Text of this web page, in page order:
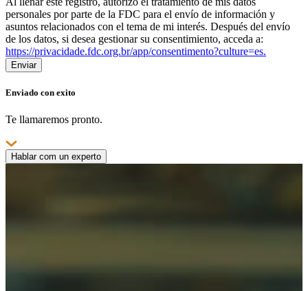
personales por parte de la FDC para el envío de información y
asuntos relacionados con el tema de mi interés. Después del envío
de los datos, si desea gestionar su consentimiento, acceda a:
https://privacidade.fdc.org.br/app/consentimento?culture=es.
Enviar
Enviado con exito
Te llamaremos pronto.
Hablar com un experto